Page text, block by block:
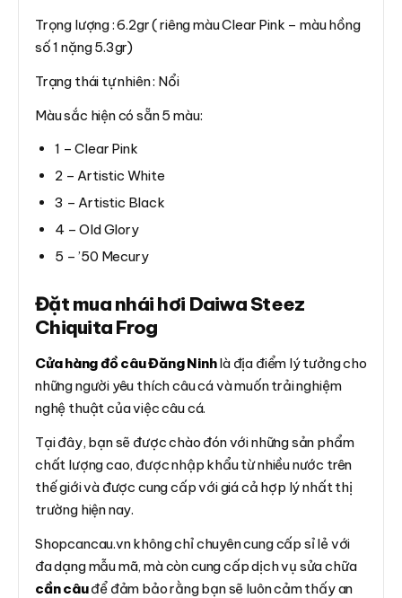
Trọng lượng : 6.2gr ( riêng màu Clear Pink – màu hồng
số 1 nặng 5.3gr)
Trạng thái tự nhiên : Nổi
Màu sắc hiện có sẵn 5 màu:
1 – Clear Pink
2 – Artistic White
3 – Artistic Black
4 – Old Glory
5 – ’50 Mecury
Đặt mua nhái hơi Daiwa Steez
Chiquita Frog
Cửa hàng đồ câu Đăng Ninhlà địa điểm lý tưởng cho
những người yêu thích câu cá và muốn trải nghiệm
nghệ thuật của việc câu cá.
Tại đây, bạn sẽ được chào đón với những sản phẩm
chất lượng cao, được nhập khẩu từ nhiều nước trên
thế giới và được cung cấp với giá cả hợp lý nhất thị
trường hiện nay.
Shopcancau.vn không chỉ chuyên cung cấp sỉ lẻ với
đa dạng mẫu mã, mà còn cung cấp dịch vụ sửa chữa
cần câuđể đảm bảo rằng bạn sẽ luôn cảm thấy an